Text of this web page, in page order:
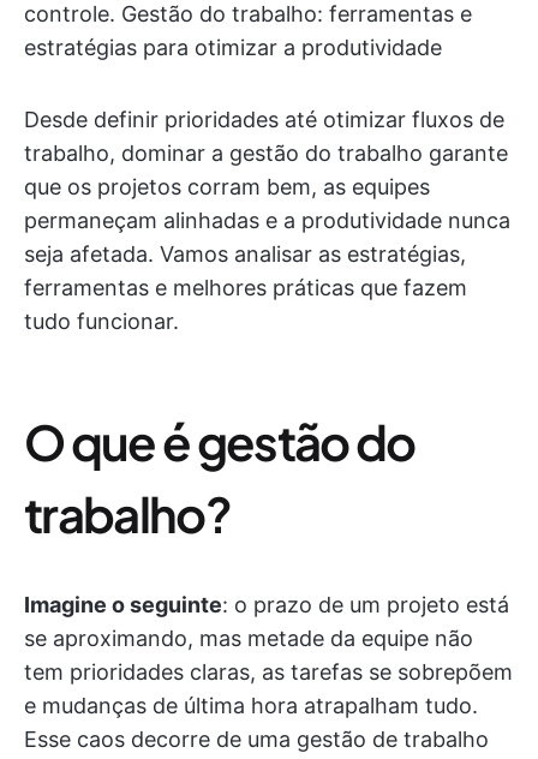
controle. Gestão do trabalho: ferramentas e
estratégias para otimizar a produtividade
Desde definir prioridades até otimizar fluxos de
trabalho, dominar a gestão do trabalho garante
que os projetos corram bem, as equipes
permaneçam alinhadas e a produtividade nunca
seja afetada. Vamos analisar as estratégias,
ferramentas e melhores práticas que fazem
tudo funcionar.
O que é gestão do
trabalho?
Imagine o seguinte: o prazo de um projeto está
se aproximando, mas metade da equipe não
tem prioridades claras, as tarefas se sobrepõem
e mudanças de última hora atrapalham tudo.
Esse caos decorre de uma gestão de trabalho